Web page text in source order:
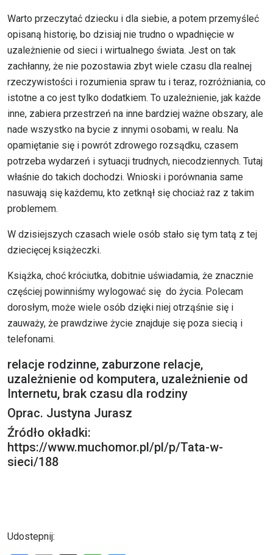
Warto przeczytać dziecku i dla siebie, a potem przemyśleć
opisaną historię, bo dzisiaj nie trudno o wpadnięcie w
uzależnienie od sieci i wirtualnego świata. Jest on tak
zachłanny, że nie pozostawia zbyt wiele czasu dla realnej
rzeczywistości i rozumienia spraw tu i teraz, rozróżniania, co
istotne a co jest tylko dodatkiem. To uzależnienie, jak każde
inne, zabiera przestrzeń na inne bardziej ważne obszary, ale
nade wszystko na bycie z innymi osobami, w realu. Na
opamiętanie się i powrót zdrowego rozsądku, czasem
potrzeba wydarzeń i sytuacji trudnych, niecodziennych. Tutaj
właśnie do takich dochodzi. Wnioski i porównania same
nasuwają się każdemu, kto zetknął się chociaż raz z takim
problemem.
W dzisiejszych czasach wiele osób stało się tym tatą z tej
dziecięcej książeczki.
Książka, choć króciutka, dobitnie uświadamia, że znacznie
częściej powinniśmy wylogować się do życia. Polecam
dorosłym, może wiele osób dzięki niej otrząśnie się i
zauważy, że prawdziwe życie znajduje się poza siecią i
telefonami.
relacje rodzinne, zaburzone relacje,
uzależnienie od komputera, uzależnienie od
Internetu, brak czasu dla rodziny
Oprac. Justyna Jurasz
Źródło okładki:
https://www.muchomor.pl/pl/p/Tata-w-
sieci/188
Udostepnij: